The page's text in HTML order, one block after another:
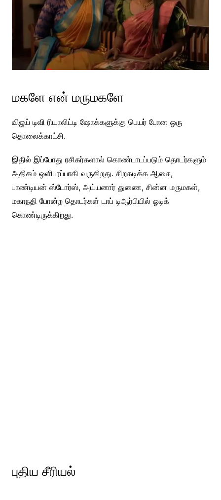
மகளே என் மருமகளே
விஜய் டிவி ரியாலிட்டி ஷோக்களுக்கு பெயர் போன ஒரு
தொலைக்காட்சி.
இதில் இப்போது ரசிகர்களால் கொண்டாடப்படும் தொடர்களும்
அதிகம் ஒளிபரப்பாகி வருகிறது. சிறகடிக்க ஆசை,
பாண்டியன் ஸ்டோர்ஸ், அய்யனார் துணை, சின்ன மருமகள்,
மகாநதி போன்ற தொடர்கள் டாப் டிஆர்பியில் ஓடிக்
கொண்டிருக்கிறது.
புதிய சீரியல்